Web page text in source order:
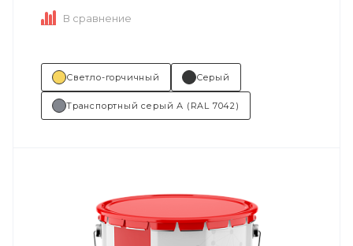
Состав (тип связующего):...
В сравнение
Светло-горчичный Серый
Транспортный серый А (RAL 7042)